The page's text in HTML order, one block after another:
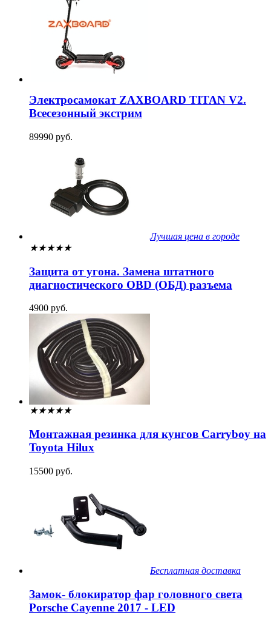
Электросамокат ZAXBOARD TITAN V2.
Всесезонный экстрим
89990 руб.
Лучшая цена в городе
★★★★★
Защита от угона. Замена штатного
диагностического OBD (ОБД) разъема
4900 руб.
★★★★★
Монтажная резинка для кунгов Carryboy на
Toyota Hilux
15500 руб.
Бесплатная доставка
Замок- блокиратор фар головного света
Porsche Cayenne 2017 - LED